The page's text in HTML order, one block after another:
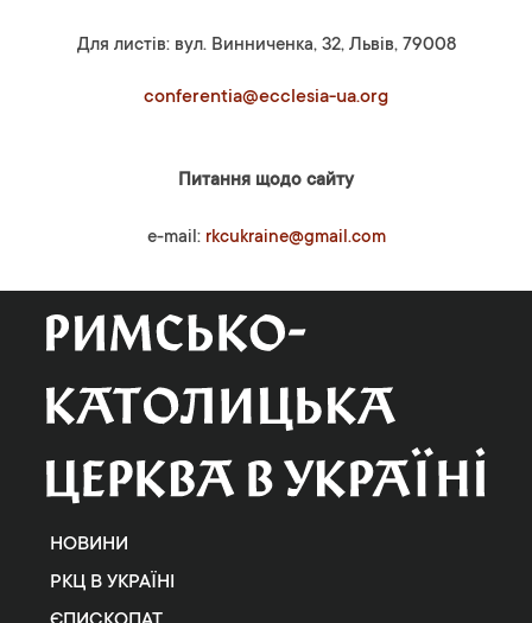
Для листів: вул. Винниченка, 32, Львів, 79008
conferentia@ecclesia-ua.org
Питання щодо сайту
e-mail: rkcukraine@gmail.com
НОВИНИ
РКЦ В УКРАЇНІ